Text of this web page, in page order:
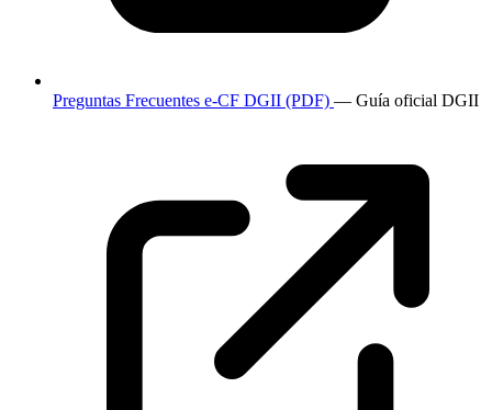
Preguntas Frecuentes e-CF DGII (PDF) — Guía oficial DGII